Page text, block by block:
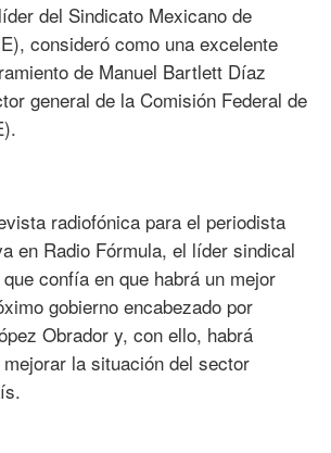
del Sindicato Mexicano de
consideró como una excelente
de Manuel Bartlett Díaz
general de la Comisión Federal de
radiofónica para el periodista
en Radio Fórmula, el líder sindical
confía en que habrá un mejor
gobierno encabezado por
Obrador y, con ello, habrá
la situación del sector